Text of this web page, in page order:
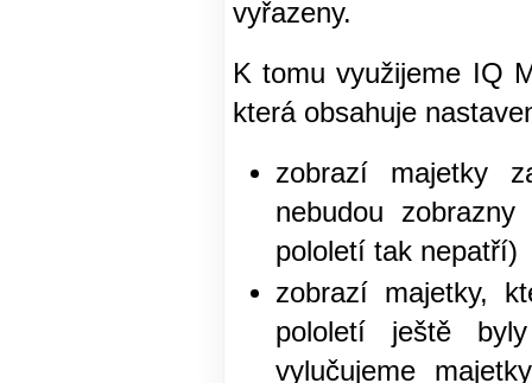
vyřazeny.
K tomu využijeme IQ
která obsahuje
zobrazí majetky
nebudou
pololetí tak nepatří)
zobrazí majetky,
pololetí ještě
vylučujeme